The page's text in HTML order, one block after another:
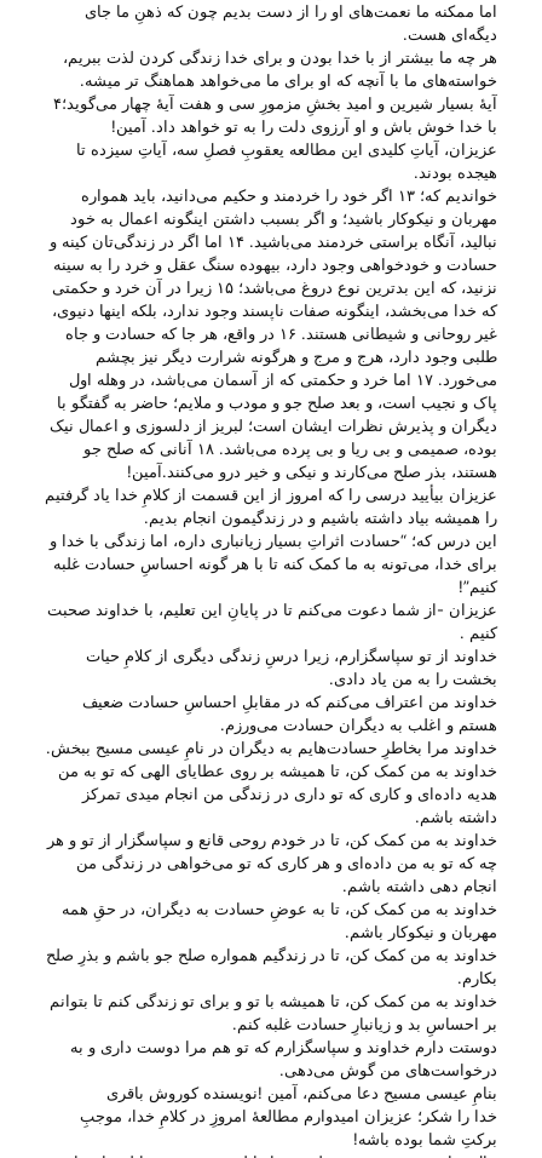
اما ممکنه ما نعمت‌های او را از دست بدیم چون که ذهنِ ما جای
دیگه‌ای هست.
هر چه ما بیشتر از با خدا بودن و برای خدا زندگی کردن لذت ببریم،
خواسته‌های ما با آنچه که او برای ما می‌‌خواهد هماهنگ تر میشه.
آیهٔ بسیار شیرین و امید بخشِ مزمورِ سی و هفت آیهٔ چهار می‌‌گوید؛۴
با خدا خوش باش و او آرزوی دلت را به تو خواهد داد. آمین!
عزیزان، آیاتِ کلیدی این مطالعه یعقوبِ فصلِ سه، آیاتِ سیزده تا
هیجده بودند.
خواندیم که؛ ۱۳ اگر خود را خردمند و حکیم می‌دانید، باید همواره
مهربان و نیکوکار باشید؛ و اگر بسبب داشتن اینگونه اعمال به خود
نبالید، آنگاه براستی خردمند می‌باشید. ۱۴ اما اگر در زندگی‌تان کینه و
حسادت و خودخواهی وجود دارد، بیهوده سنگ عقل و خرد را به سینه
نزنید، که این بدترین نوع دروغ می‌باشد؛ ۱۵ زیرا در آن خرد و حکمتی
که خدا می‌بخشد، اینگونه صفات ناپسند وجود ندارد، بلکه اینها دنیوی،
غیر روحانی و شیطانی هستند. ۱۶ در واقع، هر جا که حسادت و جاه
طلبی وجود دارد، هرج و مرج و هرگونه شرارت دیگر نیز بچشم
می‌خورد. ۱۷ اما خرد و حکمتی که از آسمان می‌باشد، در وهله اول
پاک و نجیب است، و بعد صلح جو و مودب و ملایم؛ حاضر به گفتگو با
دیگران و پذیرش نظرات ایشان است؛ لبریز از دلسوزی و اعمال نیک
بوده، صمیمی و بی ریا و بی پرده می‌باشد. ۱۸ آنانی که صلح جو
هستند، بذر صلح می‌کارند و نیکی و خیر درو می‌کنند.آمین!
عزیزان بیأیید درسی را که امروز از این قسمت از کلامِ خدا یاد گرفتیم
را همیشه بیاد داشته باشیم و در زندگیمون انجام بدیم.
این درس که؛ “حسادت اثراتِ بسیار زیانباری داره، اما زندگی با خدا و
برای خدا، می‌‌تونه به ما کمک کنه تا با هر گونه احساسِ حسادت غلبه
کنیم”!
عزیزان -از شما دعوت می‌‌کنم تا در پایانِ این تعلیم، با خداوند صحبت
کنیم .
خداوند از تو سپاسگزارم، زیرا درسِ زندگی دیگری از کلامِ حیات
بخشت را به من یاد دادی.
خداوند من اعتراف می‌‌کنم که در مقابلِ احساسِ حسادت ضعیف
هستم و اغلب به دیگران حسادت می‌‌ورزم.
خداوند مرا بخاطرِ حسادت‌هایم به دیگران در نامِ عیسی مسیح ببخش.
خداوند به من کمک کن، تا همیشه بر روی عطایای الهی که تو به من
هدیه داده‌ای و کاری که تو داری در زندگی من انجام میدی تمرکز
داشته باشم.
خداوند به من کمک کن، تا در خودم روحی قانع و سپاسگزار از تو و هر
چه که تو به من داده‌ای و هر کاری که تو می‌‌خواهی در زندگی من
انجام دهی داشته باشم.
خداوند به من کمک کن، تا به عوضِ حسادت به دیگران، در حقِ همه
مهربان و نیکوکار باشم.
خداوند به من کمک کن، تا در زندگیم همواره صلح جو باشم و بذرِ صلح
بکارم.
خداوند به من کمک کن، تا همیشه با تو و برای تو زندگی کنم تا بتوانم
بر احساسِ بد و زیانبارِ حسادت غلبه کنم.
دوستت دارم خداوند و سپاسگزارم که تو هم مرا دوست داری و به
درخواست‌های من گوش می‌‌دهی.
بنامِ عیسی مسیح دعا می‌‌کنم، آمین !نویسنده کوروش باقری
خدا را شکر؛ عزیزان امیدوارم مطالعهٔ امروزِ در کلامِ خدا، موجبِ
برکتِ شما بوده باشه!